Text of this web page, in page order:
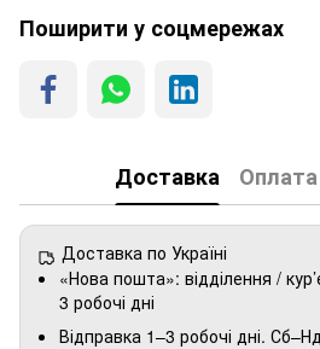
Поширити у соцмережах
Доставка Оплата
Доставка по Україні
«Нова пошта»: відділення /
3 робочі дні
Відправка 1–3 робочі дні.